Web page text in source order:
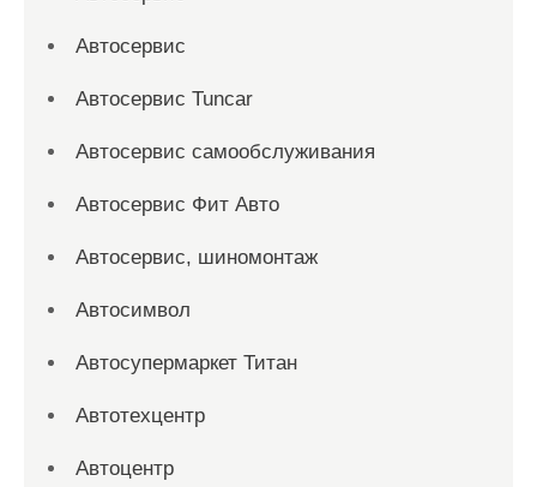
Автосервис
Автосервис Tuncar
Автосервис самообслуживания
Автосервис Фит Авто
Автосервис, шиномонтаж
Автосимвол
Автосупермаркет Титан
Автотехцентр
Автоцентр